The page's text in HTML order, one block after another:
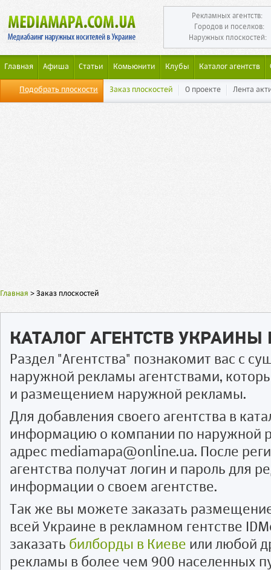
Рекламных агентств:
Городов и поселков:
Наружных плоскостей:
Главная Афиша Статьи Комьюнити Клубы Каталог агентств
Подобрать плоскости Заказ плоскостей О проекте Лента
Главная > Заказ плоскостей
КАТАЛОГ АГЕНТСТВ
Раздел "Агентства" познакомит вас с
наружной рекламы агентствами,
и размещением наружной рекламы.
Для добавления своего агентства в
информацию о компании по наружной
адрес mediamapa@online.ua. После
агентства получат логин и пароль для
информации о своем агентстве.
Так же вы можете заказать
всей Украине в рекламном гентстве
заказать билборды в Киеве или любой
рекламы в более чем 900 населенных